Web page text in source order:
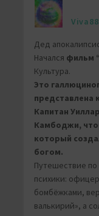
Дед
Начался фильм
Культура.
Это
представлена
Капитан
Камбоджи,
который
богом.
Путешествие по
психики:
бомбёжками,
валькирий», а